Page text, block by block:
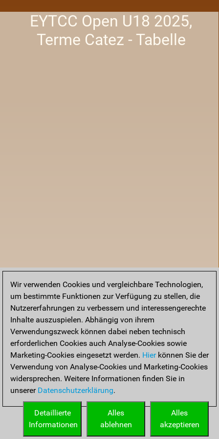
EYTCC Open U18 2025,
Terme Catez - Tabelle
Startseite
Wir verwenden Cookies und vergleichbare Technologien,
um bestimmte Funktionen zur Verfügung zu stellen, die
Nutzererfahrungen zu verbessern und interessengerechte
Inhalte auszuspielen. Abhängig von ihrem
Verwendungszweck können dabei neben technisch
erforderlichen Cookies auch Analyse-Cookies sowie
Marketing-Cookies eingesetzt werden. Hierkönnen Sie der
Verwendung von Analyse-Cookies und Marketing-Cookies
widersprechen. Weitere Informationen finden Sie in
unserer Datenschutzerklärung.
Alles
akzeptieren
Alles
ablehnen
Detaillierte
Informationen